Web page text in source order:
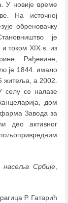
У новије време
На источној
обреновачку
је
током XIX в. из
Рађевине,
је 1844. имало
житеља, а 2002.
селу се налазе
дом
Завода за
део активног
насеља Србије
Р. Гатарић